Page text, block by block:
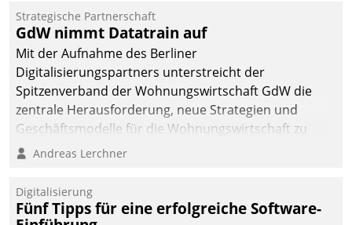
kommunale Wohnungsbauunternehmen daher
gemeinsam mit der Berliner Datatrain GmbH den
Teilprozess der Objektsanierung digitalisiert.
Strategische Partnerschaft
GdW nimmt Datatrain auf
Mit der Aufnahme des Berliner
Digitalisierungspartners unterstreicht der
Spitzenverband der Wohnungswirtschaft GdW die
zentrale Herausforderung, neue Strategien und
Geschäftsmodelle für die Wohnungswirtschaft zu
entwickeln.
Andreas Lerchner
Digitalisierung
Fünf Tipps für eine erfolgreiche Software-